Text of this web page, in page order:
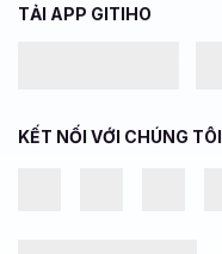
TẢI APP GITIHO
KẾT NỐI VỚI CHÚNG TÔI